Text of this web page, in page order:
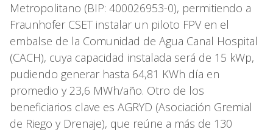
Metropolitano (BIP: 400026953-0), permitiendo a
Fraunhofer CSET instalar un piloto FPV en el
embalse de la Comunidad de Agua Canal Hospital
(CACH), cuya capacidad instalada será de 15 kWp,
pudiendo generar hasta 64,81 KWh día en
promedio y 23,6 MWh/año. Otro de los
beneficiarios clave es AGRYD (Asociación Gremial
de Riego y Drenaje), que reúne a más de 130